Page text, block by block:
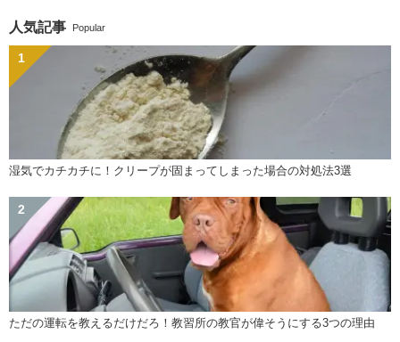
人気記事 Popular
湿気でカチカチに！クリープが固まってしまった場合の対処法3選
ただの運転を教えるだけだろ！教習所の教官が偉そうにする3つの理由